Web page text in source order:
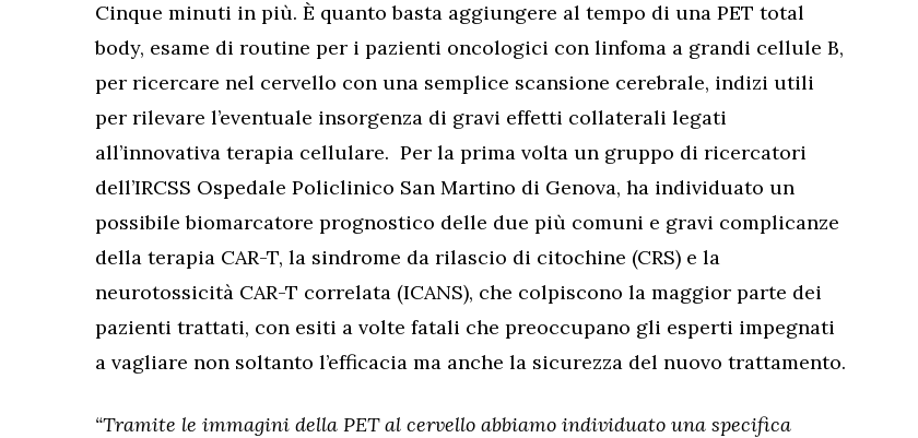
Cinque minuti in più. È quanto basta aggiungere al tempo di una PET total
body, esame di routine per i pazienti oncologici con linfoma a grandi cellule B,
per ricercare nel cervello con una semplice scansione cerebrale, indizi utili
per rilevare l’eventuale insorgenza di gravi effetti collaterali legati
all’innovativa terapia cellulare. Per la prima volta un gruppo di ricercatori
dell’IRCSS Ospedale Policlinico San Martino di Genova, ha individuato un
possibile biomarcatore prognostico delle due più comuni e gravi complicanze
della terapia CAR-T, la sindrome da rilascio di citochine (CRS) e la
neurotossicità CAR-T correlata (ICANS), che colpiscono la maggior parte dei
pazienti trattati, con esiti a volte fatali che preoccupano gli esperti impegnati
a vagliare non soltanto l’efficacia ma anche la sicurezza del nuovo trattamento.
“Tramite le immagini della PET al cervello abbiamo individuato una specifica